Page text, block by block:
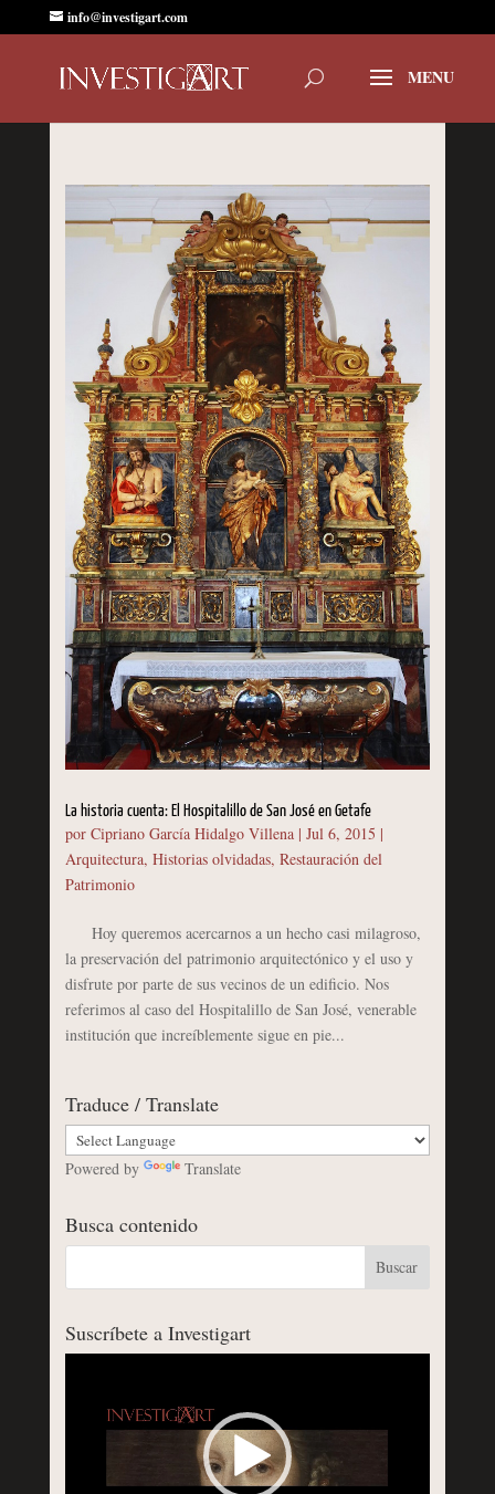
info@investigart.com
La historia cuenta: El Hospitalillo de San José en Getafe
por Cipriano García Hidalgo Villena| Jul 6, 2015 |
Arquitectura, Historias olvidadas, Restauración del
Patrimonio
Hoy queremos acercarnos a un hecho casi milagroso,
la preservación del patrimonio arquitectónico y el uso y
disfrute por parte de sus vecinos de un edificio. Nos
referimos al caso del Hospitalillo de San José, venerable
institución que increíblemente sigue en pie...
Traduce / Translate
Powered by Translate
Busca contenido
Suscríbete a Investigart